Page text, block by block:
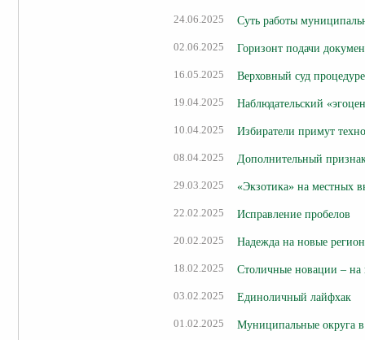
24.06.2025 Суть работы
02.06.2025 Горизонт подачи
16.05.2025 Верховный суд
19.04.2025 Наблюдательский
10.04.2025 Избиратели примут
08.04.2025 Дополнительный
29.03.2025 «Экзотика» на местных
22.02.2025 Исправление пробелов
20.02.2025 Надежда на новые
18.02.2025 Столичные новации – на
03.02.2025 Единоличный лайфхак
01.02.2025 Муниципальные округа